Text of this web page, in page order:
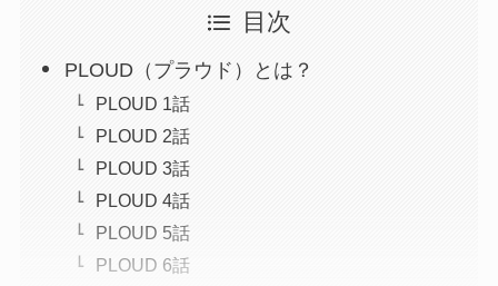
目次
PLOUD（プラウド）とは？
PLOUD 1話
PLOUD 2話
PLOUD 3話
PLOUD 4話
PLOUD 5話
PLOUD 6話